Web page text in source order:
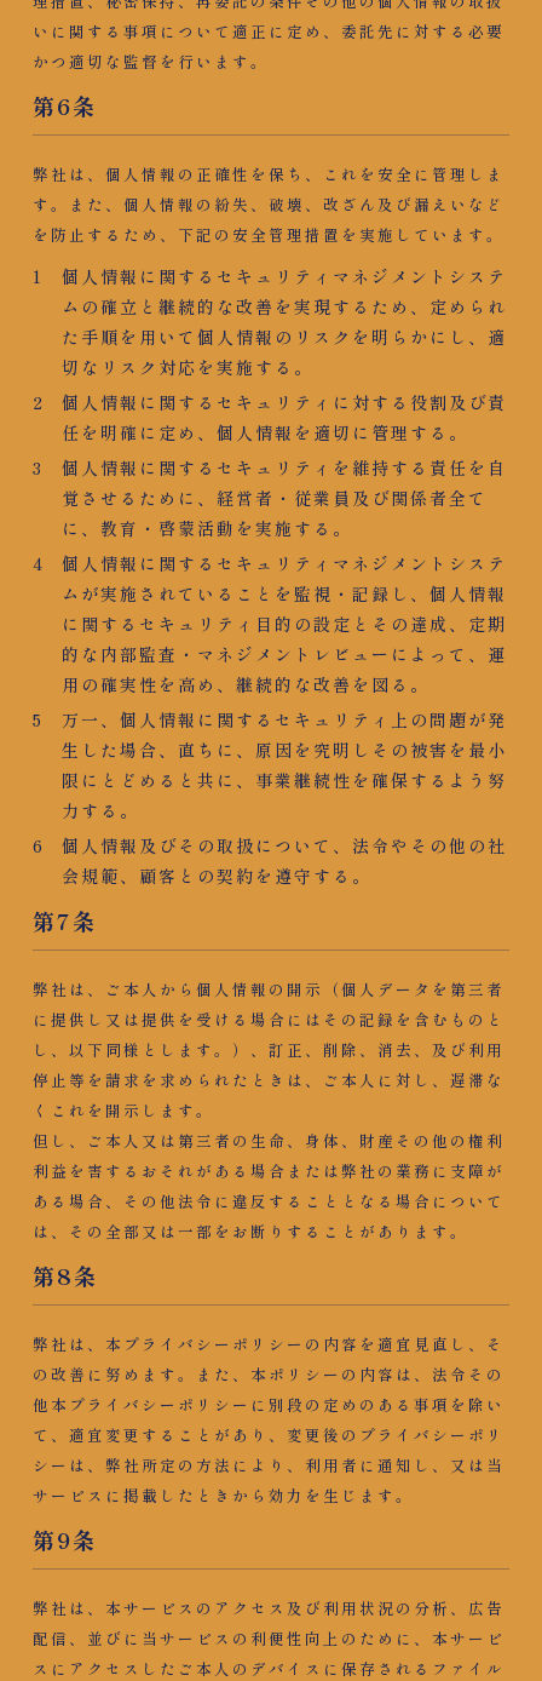
いに関する事項について適正に定め、委託先に対する必要
かつ適切な監督を行います。
第6条​
弊社は、個人情報の正確性を保ち、これを安全に管理しま
す。また、個人情報の紛失、破壊、改ざん及び漏えいなど
を防止するため、下記の安全管理措置を実施しています。
個人情報に関するセキュリティマネジメントシステ
ムの確立と継続的な改善を実現するため、定められ
た手順を用いて個人情報のリスクを明らかにし、適
切なリスク対応を実施する。
個人情報に関するセキュリティに対する役割及び責
任を明確に定め、個人情報を適切に管理する。
個人情報に関するセキュリティを維持する責任を自
覚させるために、経営者・従業員及び関係者全て
に、教育・啓蒙活動を実施する。
個人情報に関するセキュリティマネジメントシステ
ムが実施されていることを監視・記録し、個人情報
に関するセキュリティ目的の設定とその達成、定期
的な内部監査・マネジメントレビューによって、運
用の確実性を高め、継続的な改善を図る。
万一、個人情報に関するセキュリティ上の問題が発
生した場合、直ちに、原因を究明しその被害を最小
限にとどめると共に、事業継続性を確保するよう努
力する。
個人情報及びその取扱について、法令やその他の社
会規範、顧客との契約を遵守する。
第7条​
弊社は、ご本人から個人情報の開示（個人データを第三者
に提供し又は提供を受ける場合にはその記録を含むものと
し、以下同様とします。）、訂正、削除、消去、及び利用
停止等を請求を求められたときは、ご本人に対し、遅滞な
くこれを開示します。
但し、ご本人又は第三者の生命、身体、財産その他の権利
利益を害するおそれがある場合または弊社の業務に支障が
ある場合、その他法令に違反することとなる場合について
は、その全部又は一部をお断りすることがあります。
第8条​
弊社は、本プライバシーポリシーの内容を適宜見直し、そ
の改善に努めます。また、本ポリシーの内容は、法令その
他本プライバシーポリシーに別段の定めのある事項を除い
て、適宜変更することがあり、変更後のプライバシーポリ
シーは、弊社所定の方法により、利用者に通知し、又は当
サービスに掲載したときから効力を生じます。
第9条
弊社は、本サービスのアクセス及び利用状況の分析、広告
配信、並びに当サービスの利便性向上のために、本サービ
スにアクセスしたご本人のデバイスに保存されるファイル